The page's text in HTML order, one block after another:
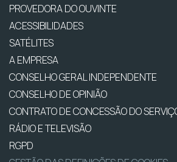
PROVEDORA DO OUVINTE
ACESSIBILIDADES
SATÉLITES
A EMPRESA
CONSELHO GERAL INDEPENDENTE
CONSELHO DE OPINIÃO
CONTRATO DE CONCESSÃO DO
RÁDIO E TELEVISÃO
RGPD